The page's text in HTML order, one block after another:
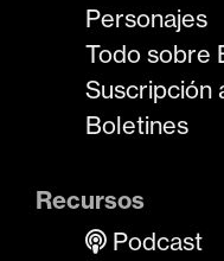
Personajes
Todo sobre
Suscripción
Boletines
Recursos
Podcast